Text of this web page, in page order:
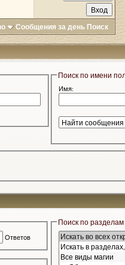
Сообщения за день Поиск
Поиск по имени
Имя:
Ответов
Поиск по разделам